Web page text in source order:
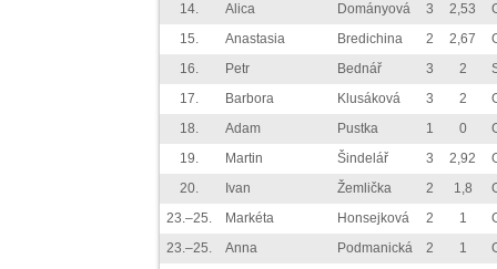
14.
Alica Dományová 3 2,53
15.
Anastasia Bredichina 2 2,67
16.
Petr Bednář 3 2
17.
Barbora Klusáková 3 2
18.
Adam Pustka 1 0
19.
Martin Šindelář 3 2,92
20.
Ivan Žemlička 2 1,8
23.–25.
Markéta Honsejková 2 1
23.–25.
Anna Podmanická 2 1